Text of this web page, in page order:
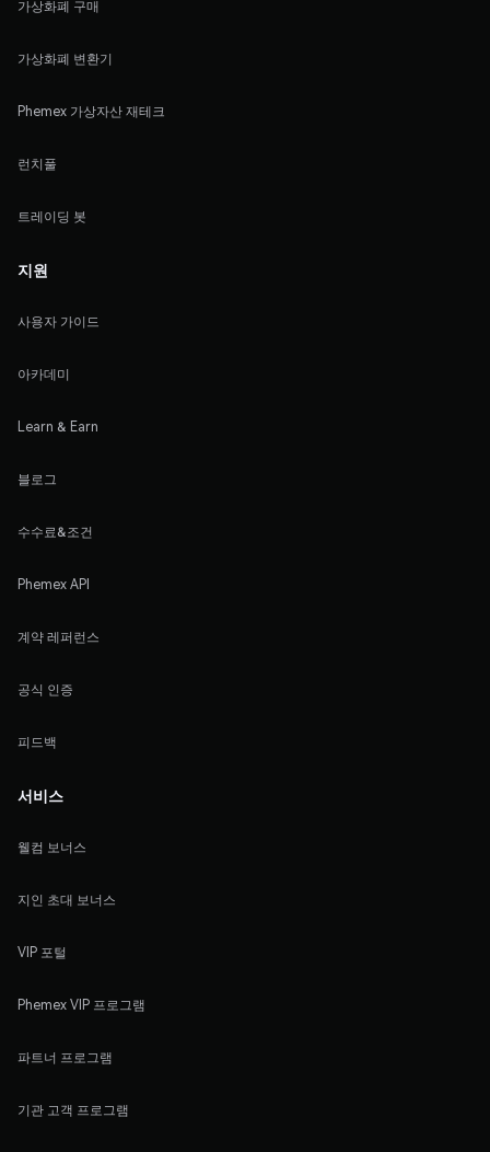
가상화폐 구매
가상화폐 변환기
Phemex 가상자산 재테크
런치풀
트레이딩 봇
지원
사용자 가이드
아카데미
Learn & Earn
블로그
수수료&조건
Phemex API
계약 레퍼런스
공식 인증
피드백
서비스
웰컴 보너스
지인 초대 보너스
VIP 포털
Phemex VIP 프로그램
파트너 프로그램
기관 고객 프로그램